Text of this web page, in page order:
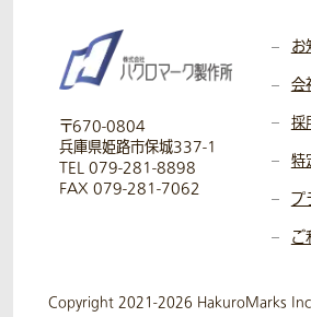
〒670-0804
兵庫県姫路市保城337-1
TEL 079-281-8898
FAX 079-281-7062
お
会
採
特
プ
ご
Copyright 2021-2026 HakuroMarks